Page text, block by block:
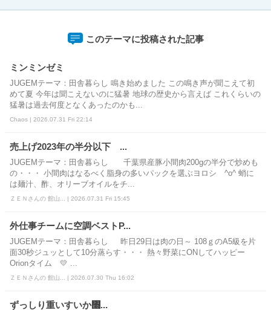
このテーマに投稿された記事
ミンミンゼミ
JUGEMテーマ：田舎暮らし 鳴き始めました この鳴き声が聞こえて初
めて夏 今年は聞こえないのに猛暑 地球の歴史から言えば これくらいの
猛暑は過去何度となくあったのかも...
Chaos | 2026.07.31 Fri 22:14
売上げ2023年の半分以下 ...
JUGEMテーマ：田舎暮らし 千葉県産豚小間肉200gの半分で炒めも
の・・・ 小間肉はなるべく脂身の多いパックを選ぶヨロシ ^o^ 蛸に
は麺汁、酢、オリーブオイルをチ...
ＺＥＮさんの 館山... | 2026.07.31 Fri 15:45
外仕事チームに空調ベストP...
JUGEMテーマ：田舎暮らし 昨日29日は肉の日～ 108ｇのA5級を片
面30秒ジュッとして10分蒸らす・・・ 熱々野菜にONしてハッピー
Orionタイム 💛 ...
ＺＥＮさんの 館山... | 2026.07.30 Thu 16:02
ずっしり重いすいか㇭...